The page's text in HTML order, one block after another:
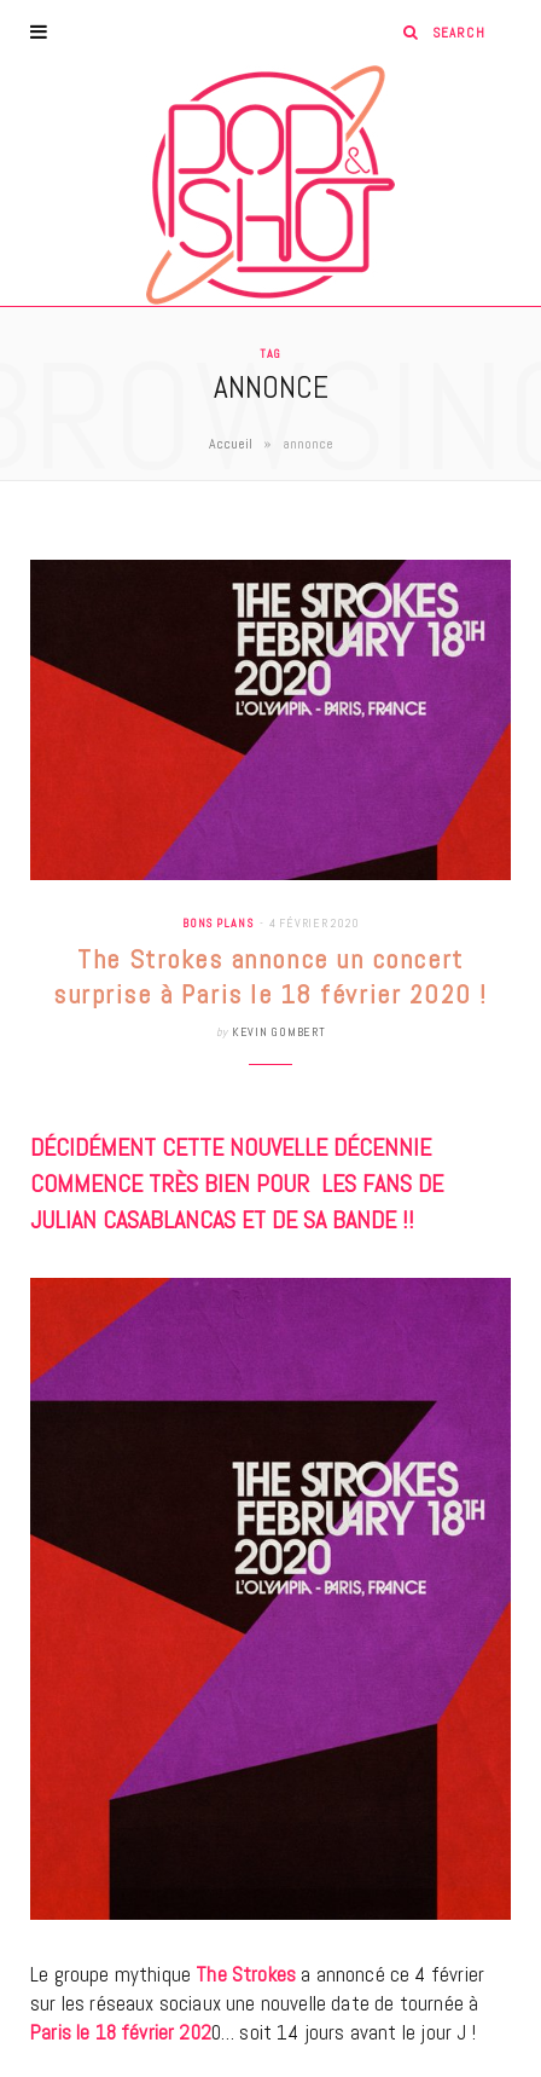
TAG
ANNONCE
Accueil » annonce
BONS PLANS 4 FÉVRIER 2020
The Strokes annonce un concert
surprise à Paris le 18 février 2020 !
by KEVIN GOMBERT
DÉCIDÉMENT CETTE NOUVELLE DÉCENNIE
COMMENCE TRÈS BIEN POUR LES FANS DE
JULIAN CASABLANCAS ET DE SA BANDE !!
Le groupe mythique The Strokes a annoncé ce 4 février
sur les réseaux sociaux une nouvelle date de tournée à
Paris le 18 février 2020… soit 14 jours avant le jour J !